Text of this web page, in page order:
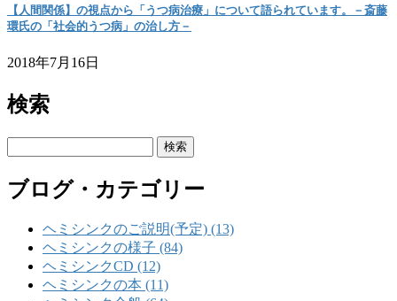
【人間関係】の視点から「うつ病治療」について語られています。－斎藤
環氏の「社会的うつ病」の治し方－
2018年7月16日
検索
ブログ・カテゴリー
ヘミシンクのご説明(予定) (13)
ヘミシンクの様子 (84)
ヘミシンクCD (12)
ヘミシンクの本 (11)